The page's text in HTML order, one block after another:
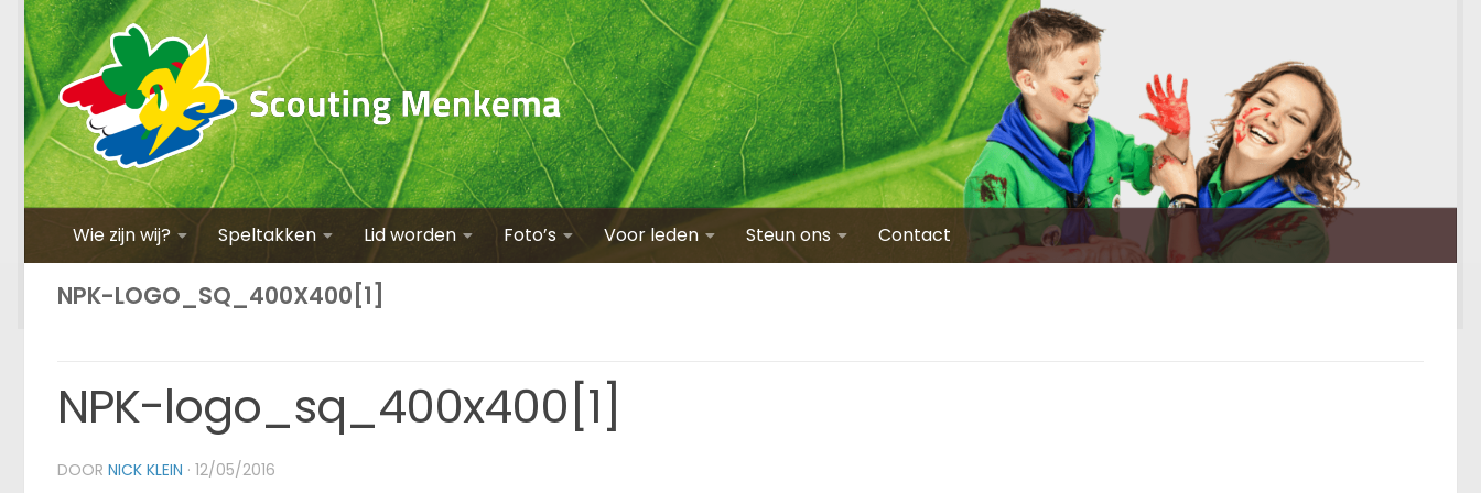
Wie zijn wij? Speltakken Lid worden Foto’s Voor leden Steun ons Contact
NPK-LOGO_SQ_400X400[1]
NPK-logo_sq_400x400[1]
DOOR NICK KLEIN · 12/05/2016